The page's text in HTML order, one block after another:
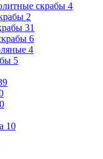
скрабы 4
2
31
6
4
5
10